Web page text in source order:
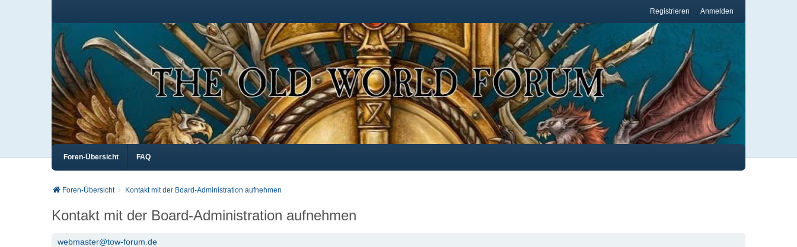
Anmelden
Registrieren
Foren-Übersicht FAQ
Foren-Übersicht Kontakt mit der Board-Administration aufnehmen
Kontakt mit der Board-Administration aufnehmen
webmaster@tow-forum.de